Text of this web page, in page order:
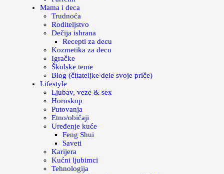
Mama i deca
Trudnoća
Roditeljstvo
Dečija ishrana
Recepti za decu
Kozmetika za decu
Igračke
Školske teme
Blog (čitateljke dele svoje priče)
Lifestyle
Ljubav, veze & sex
Horoskop
Putovanja
Etno/običaji
Uređenje kuće
Feng Shui
Saveti
Karijera
Kućni ljubimci
Tehnologija